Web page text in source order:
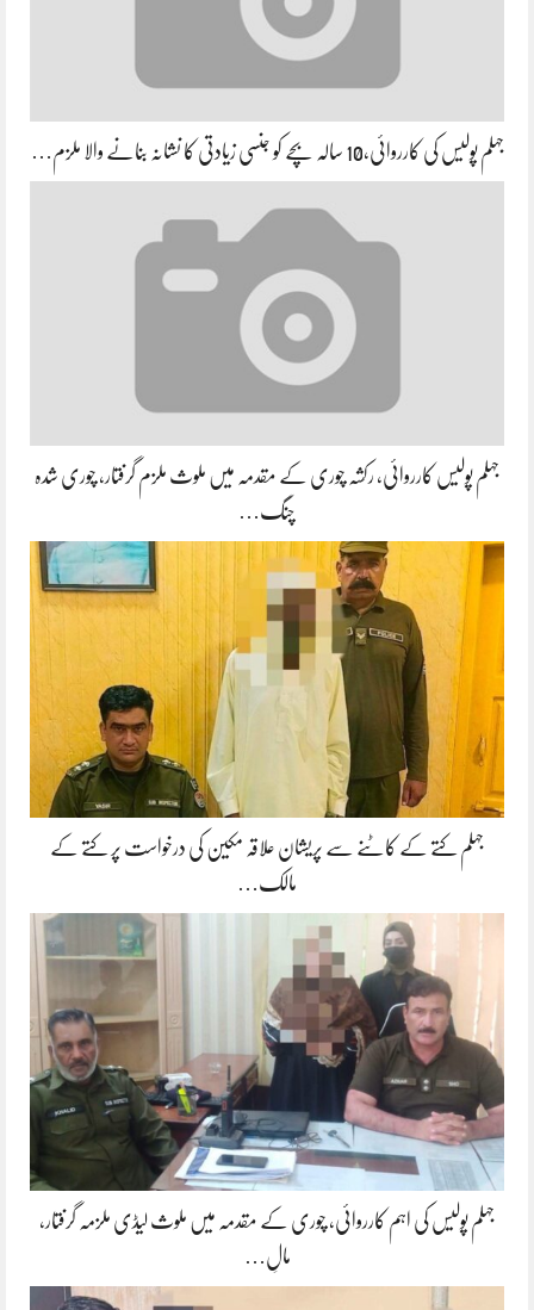
جہلم پولیس کی کارروائی،10 سالہ بچے کو جنسی زیادتی کا نشانہ بنانے والا ملزم…
جہلم پولیس کارروائی، رکشہ چوری کے مقدمہ میں ملوث ملزم گرفتار، چوری شدہ
چنگ…
جہلم کتے کے کاٹنے سے پریشان علاقہ مکین کی درخواست پر کتے کے
مالک…
جہلم پولیس کی اہم کارروائی، چوری کے مقدمہ میں ملوث لیڈی ملزمہ گرفتار،
مالِ…